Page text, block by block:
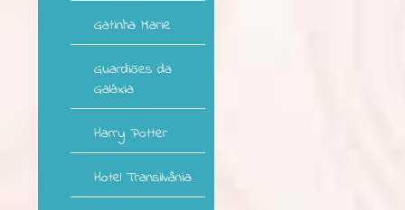
Gatinha Marie
Guardiões da
Galáxia
Harry Potter
Hotel Transilvânia